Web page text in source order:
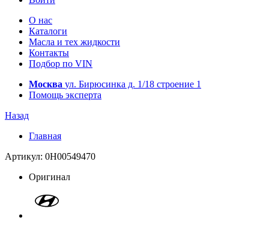
О нас
Каталоги
Масла и тех жидкости
Контакты
Подбор по VIN
Москва ул. Бирюсинка д. 1/18 строение 1
Помощь эксперта
Назад
Главная
Артикул: 0H00549470
Оригинал